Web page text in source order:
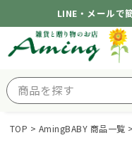
LINE・メールで
TOP AmingBABY 商品一覧